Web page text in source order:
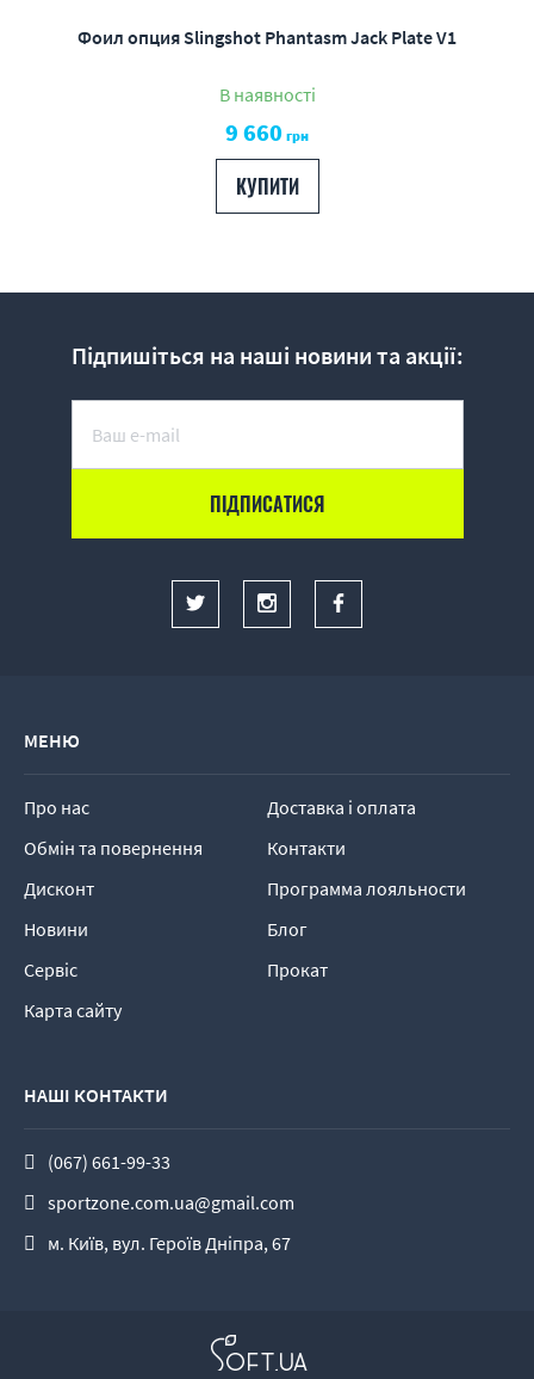
Фоил опция Slingshot Phantasm Jack Plate V1
В наявності
9 660 грн
КУПИТИ
Підпишіться на наші новини та акції:
МЕНЮ
Про нас
Доставка і оплата
Обмін та повернення
Контакти
Дисконт
Программа лояльности
Новини
Блог
Сервіс
Прокат
Карта сайту
НАШІ КОНТАКТИ
(067) 661-99-33
sportzone.com.ua@gmail.com
м. Київ, вул. Героїв Дніпра, 67